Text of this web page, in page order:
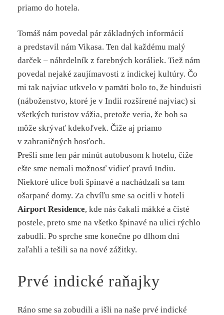
priamo do hotela.
Tomáš nám povedal pár základných informácií
a predstavil nám Vikasa. Ten dal každému malý
darček – náhrdelník z farebných koráliek. Tiež nám
povedal nejaké zaujímavosti z indickej kultúry. Čo
mi tak najviac utkvelo v pamäti bolo to, že hinduisti
(náboženstvo, ktoré je v Indii rozšírené najviac) si
všetkých turistov vážia, pretože veria, že boh sa
môže skrývať kdekoľvek. Čiže aj priamo
v zahraničných hosťoch.
Prešli sme len pár minút autobusom k hotelu, čiže
ešte sme nemali možnosť vidieť pravú Indiu.
Niektoré ulice boli špinavé a nachádzali sa tam
ošarpané domy. Za chvíľu sme sa ocitli v hoteli
Airport Residence, kde nás čakali mäkké a čisté
postele, preto sme na všetko špinavé na ulici rýchlo
zabudli. Po sprche sme konečne po dlhom dni
zaľahli a tešili sa na nové zážitky.
Prvé indické raňajky
Ráno sme sa zobudili a išli na naše prvé indické